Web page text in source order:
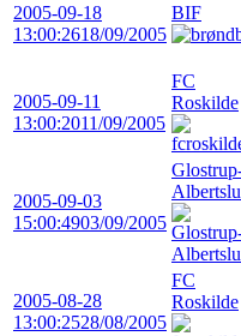
2005-09-18
13:00:2618/09/2005
BIF
2005-09-11
13:00:2011/09/2005
FC
Roskilde
2005-09-03
15:00:4903/09/2005
2005-08-28
13:00:2528/08/2005
FC
Roskilde